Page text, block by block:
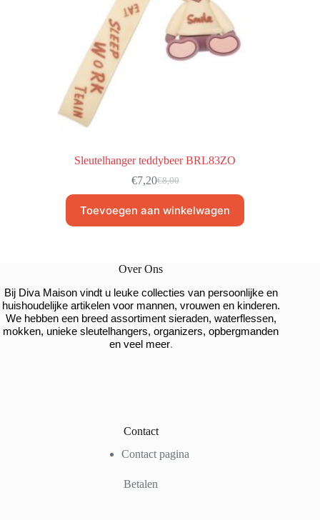
Sleutelhanger teddybeer BRL83ZO
€8,00
€7,20
Toevoegen aan winkelwagen
Over Ons
Bij Diva Maison vindt u leuke collecties van persoonlijke en
huishoudelijke artikelen voor mannen, vrouwen en kinderen.
We hebben een breed assortiment sieraden, waterflessen,
mokken, unieke sleutelhangers, organizers, opbergmanden
en veel meer.
Contact
Contact pagina
Betalen